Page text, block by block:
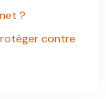
?
contre